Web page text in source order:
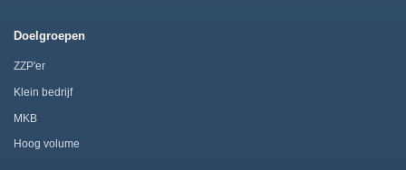
Doelgroepen
ZZP'er
Klein bedrijf
MKB
Hoog volume